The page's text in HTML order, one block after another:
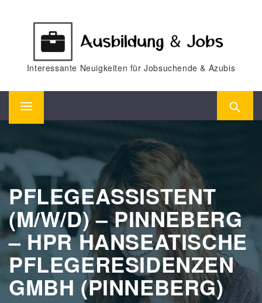
Interessante Neuigkeiten für Jobsuchende & Azubis
Primary
Menu
PFLEGEASSISTENT
(M/W/D) – PINNEBERG
– HPR HANSEATISCHE
PFLEGERESIDENZEN
GMBH (PINNEBERG)